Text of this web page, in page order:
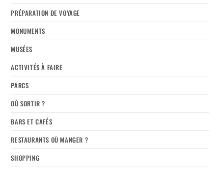
PRÉPARATION DE VOYAGE
MONUMENTS
MUSÉES
ACTIVITÉS À FAIRE
PARCS
OÙ SORTIR ?
BARS ET CAFÉS
RESTAURANTS OÙ MANGER ?
SHOPPING